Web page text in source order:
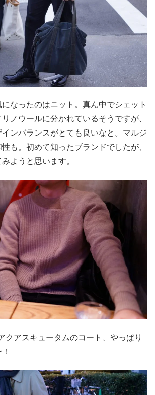
なったのはニット。真ん中でシェット
ノウールに分かれているそうですが、
ンバランスがとても良いなと。マルジ
も。初めて知ったブランドでしたが、
ようと思います。
クアスキュータムのコート、やっぱり